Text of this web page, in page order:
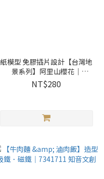
紙模型 免膠插片設計【台灣地
景系列】阿里山櫻花｜
9026813 紙風景
NT$280